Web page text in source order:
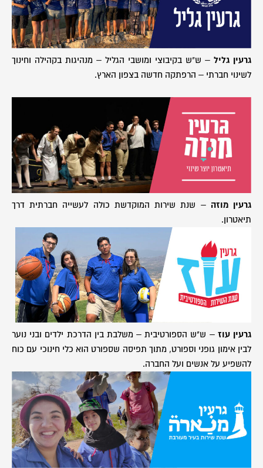
גרעין גליל – ש"ש בקיבוצי ומושבי הגליל – מנהיגות בקהילה וחינוך
לשינוי חברתי – הרפתקה חדשה בצפון הארץ.
גרעין מוזה – שנת שירות המוקדשת כולה לעשייה חברתית דרך
תיאטרון.
גרעין עוז – ש"ש הספורטיבית – משלבת בין הדרכת ילדים ובני נוער
לבין אימון גופני וספורט, מתוך תפיסה שספורט הוא כלי חינוכי עם כוח
להשפיע על אנשים ועל החברה.